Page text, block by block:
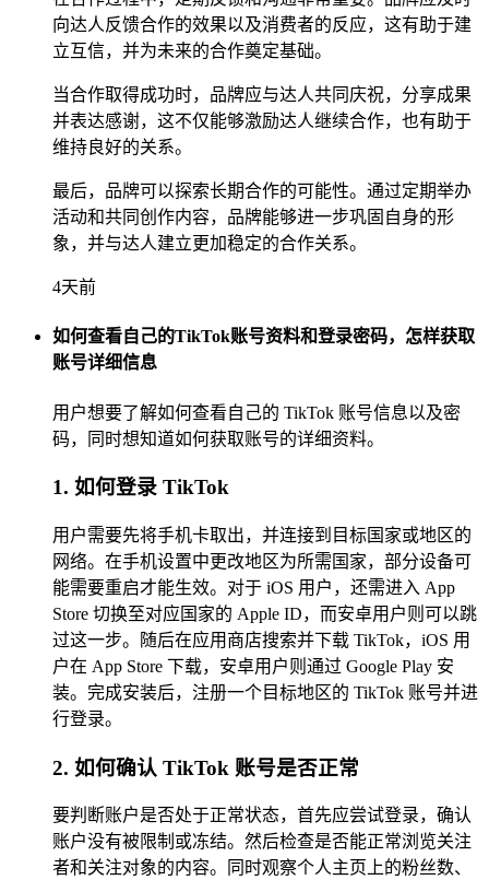
向达人反馈合作的效果以及消费者的反应，这有助于建
立互信，并为未来的合作奠定基础。
当合作取得成功时，品牌应与达人共同庆祝，分享成果
并表达感谢，这不仅能够激励达人继续合作，也有助于
维持良好的关系。
最后，品牌可以探索长期合作的可能性。通过定期举办
活动和共同创作内容，品牌能够进一步巩固自身的形
象，并与达人建立更加稳定的合作关系。
4天前
如何查看自己的TikTok账号资料和登录密码，怎样获取
账号详细信息
用户想要了解如何查看自己的 TikTok 账号信息以及密
码，同时想知道如何获取账号的详细资料。
1. 如何登录 TikTok
用户需要先将手机卡取出，并连接到目标国家或地区的
网络。在手机设置中更改地区为所需国家，部分设备可
能需要重启才能生效。对于 iOS 用户，还需进入 App
Store 切换至对应国家的 Apple ID，而安卓用户则可以跳
过这一步。随后在应用商店搜索并下载 TikTok，iOS 用
户在 App Store 下载，安卓用户则通过 Google Play 安
装。完成安装后，注册一个目标地区的 TikTok 账号并进
行登录。
2. 如何确认 TikTok 账号是否正常
要判断账户是否处于正常状态，首先应尝试登录，确认
账户没有被限制或冻结。然后检查是否能正常浏览关注
者和关注对象的内容。同时观察个人主页上的粉丝数、